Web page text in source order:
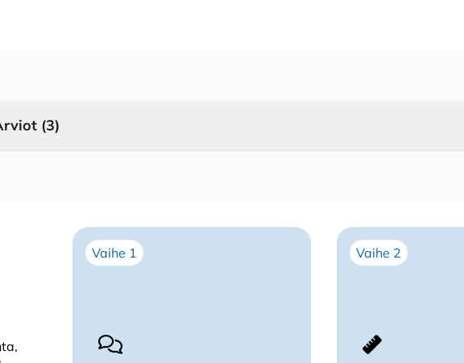
(3)
pintamalli
Vaihe 1 Vaihe 2